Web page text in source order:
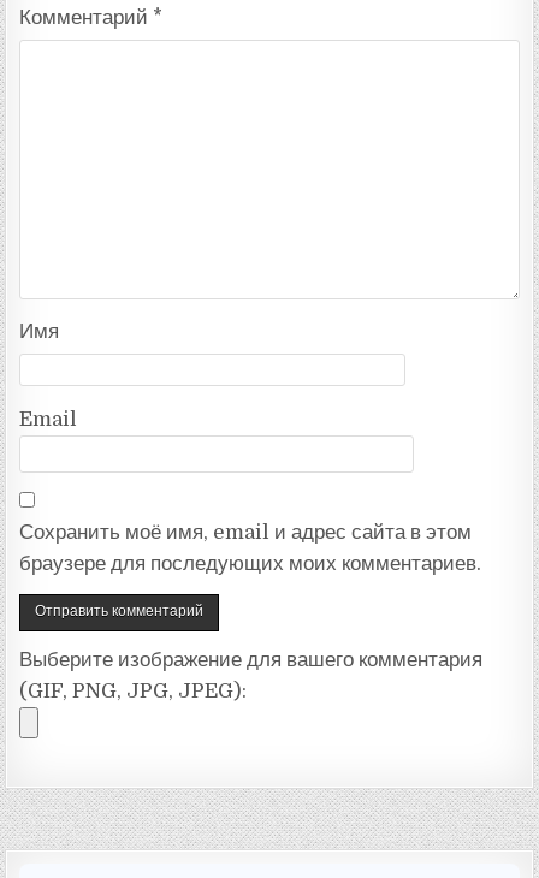
Комментарий *
Имя
Email
Сохранить моё имя, email и адрес сайта в этом
браузере для последующих моих комментариев.
Выберите изображение для вашего комментария
(GIF, PNG, JPG, JPEG):